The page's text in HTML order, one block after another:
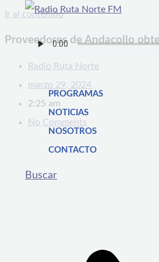
Ir al contenido
PROGRAMAS
NOTICIAS
NOSOTROS
CONTACTO
Buscar
Proveedores de Andacollo
Radio Ruta Norte
marzo 29, 2024
2:25 am
No Comments